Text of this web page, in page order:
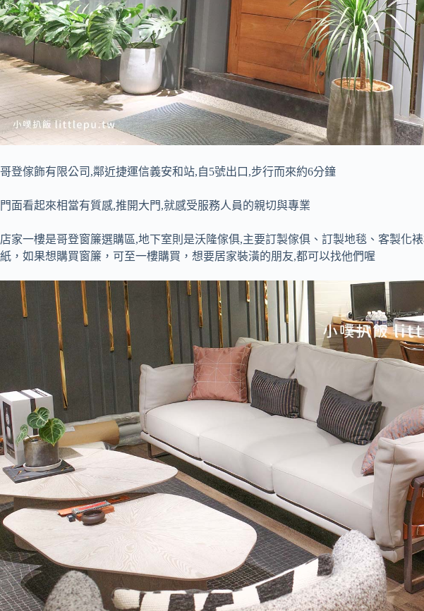
哥登傢飾有限公司,鄰近捷運信義安和站,自5號出口,步行而來約6分鐘
門面看起來相當有質感,推開大門,就感受服務人員的親切與專業
店家一樓是哥登窗簾選購區,地下室則是沃隆傢俱,主要訂製傢俱、訂製地毯、客製化
紙，如果想購買窗簾，可至一樓購買，想要居家裝潢的朋友,都可以找他們喔